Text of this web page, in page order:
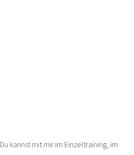
kannst mit mir im Einzeltraining, im